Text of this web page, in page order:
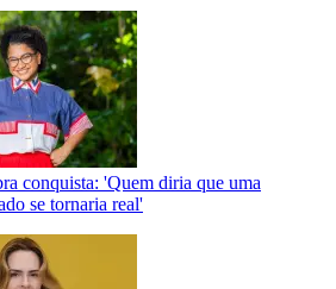
conquista: 'Quem diria que uma
se tornaria real'